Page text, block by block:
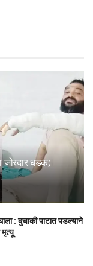
जोरदार धडक;
: दुचाकी पाटात पडल्याने
मृत्यू